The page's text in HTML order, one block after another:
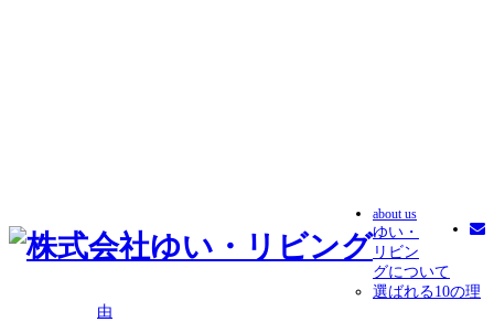
about us
ゆい・
リビン
グについて
選ばれる10の理
由